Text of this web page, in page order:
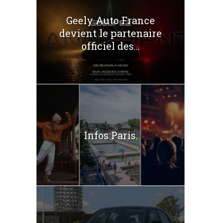
Geely Auto France
devient le partenaire
officiel des...
Infos Paris.